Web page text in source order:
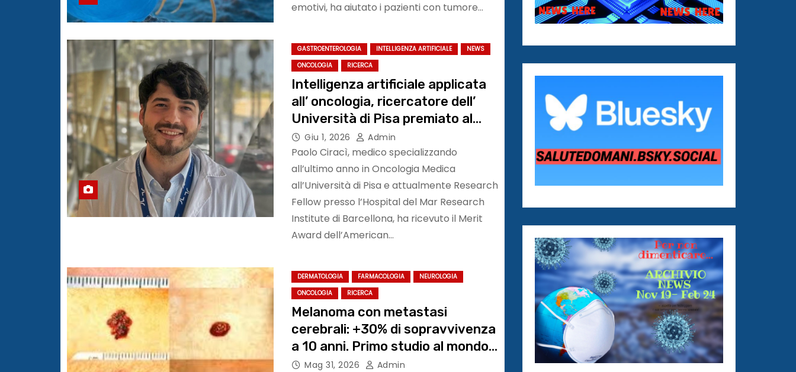
emotivi, ha aiutato i pazienti con tumore…
GASTROENTEROLOGIA INTELLIGENZA ARTIFICIALE
NEWS
ONCOLOGIA
RICERCA
Intelligenza artificiale applicata
all’ oncologia, ricercatore dell’
Università di Pisa premiato al
congresso #ASCO26
Giu 1, 2026 Admin
Paolo Ciracì, medico specializzando
all’ultimo anno in Oncologia Medica
all’Università di Pisa e attualmente Research
Fellow presso l’Hospital del Mar Research
Institute di Barcellona, ha ricevuto il Merit
Award dell’American…
DERMATOLOGIA FARMACOLOGIA
NEUROLOGIA
ONCOLOGIA
RICERCA
Melanoma con metastasi
cerebrali: +30% di sopravvivenza
a 10 anni. Primo studio al mondo
#ASCO26
Mag 31, 2026 Admin